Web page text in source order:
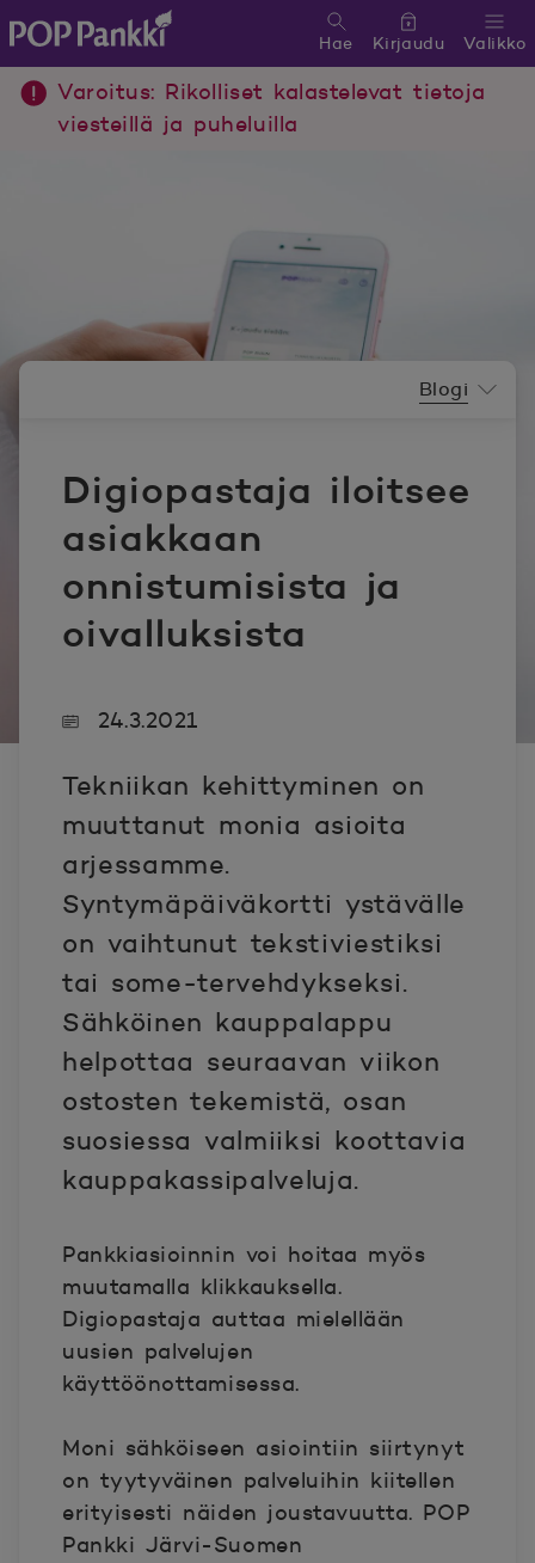
POP Pankki, etusivulle
Valikko
Hae Kirjaudu
Varoitus: Rikolliset kalastelevat tietoja
viesteillä ja puheluilla
Digiopastaja iloitsee
asiakkaan
onnistumisista ja
oivalluksista
Blogi
24.3.2021
Tekniikan kehittyminen on
muuttanut monia asioita
arjessamme.
Syntymäpäiväkortti ystävälle
on vaihtunut tekstiviestiksi
tai some-tervehdykseksi.
Sähköinen kauppalappu
helpottaa seuraavan viikon
ostosten tekemistä, osan
suosiessa valmiiksi koottavia
kauppakassipalveluja.
Pankkiasioinnin voi hoitaa myös
muutamalla klikkauksella.
Digiopastaja auttaa mielellään
uusien palvelujen
käyttöönottamisessa.
Moni sähköiseen asiointiin siirtynyt
on tyytyväinen palveluihin kiitellen
erityisesti näiden joustavuutta. POP
Pankki Järvi-Suomen